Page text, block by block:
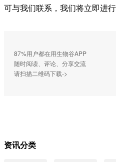
可与我们联系，我们将立即进行
87%用户都在用生物谷APP
随时阅读、评论、分享交流
请扫描二维码下载->
资讯分类